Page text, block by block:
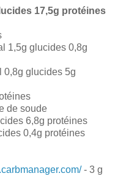
17,5g protéines
1,5g glucides 0,8g
0,8g glucides 5g
de soude
6,8g protéines
0,4g protéines
- 3 g